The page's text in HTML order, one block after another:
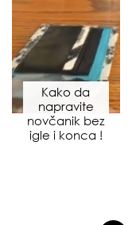
Kako da
napravite
novčanik bez
igle i konca !